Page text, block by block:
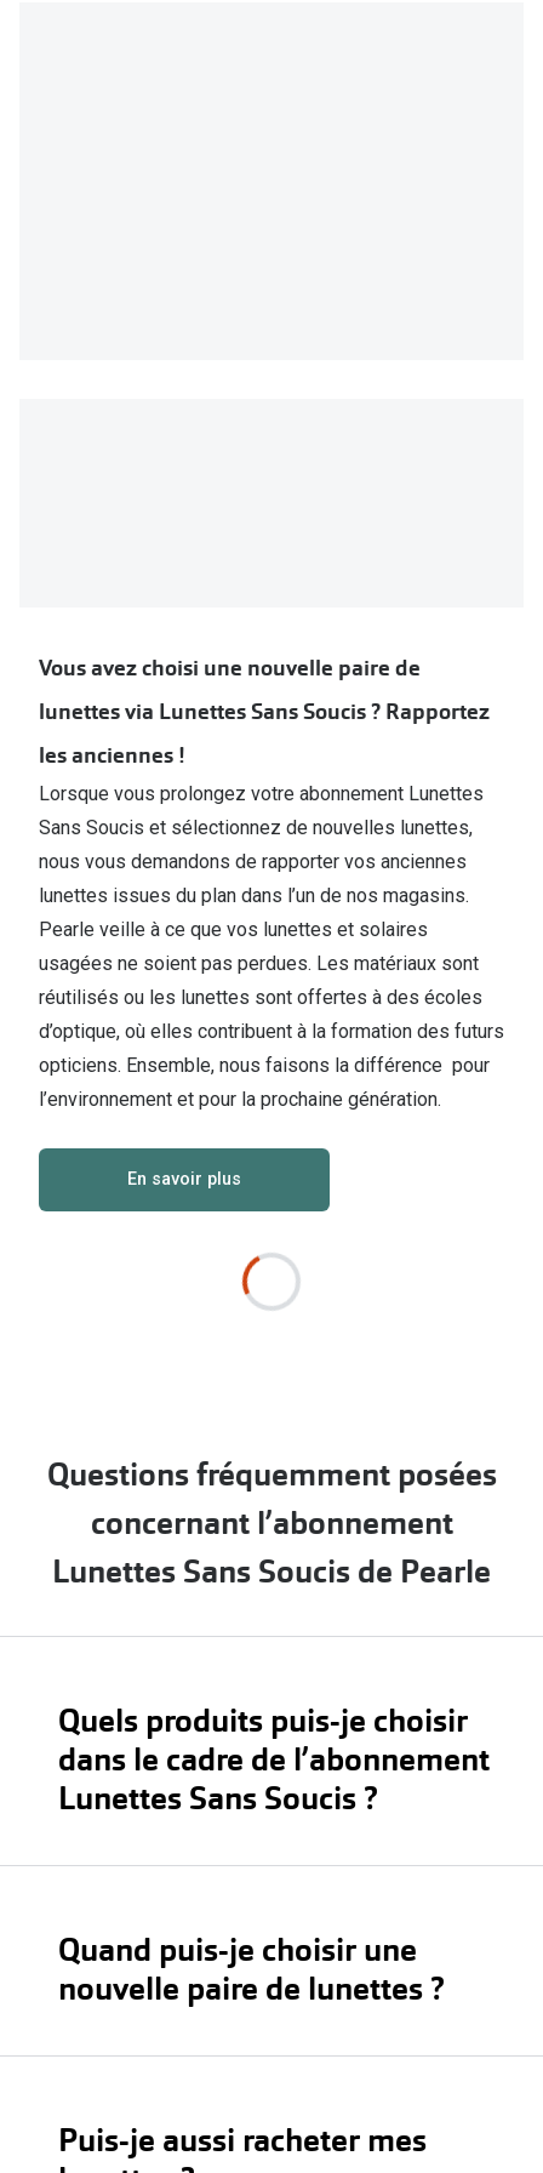
Vous avez choisi une nouvelle paire de
lunettes via Lunettes Sans Soucis ? Rapportez
les anciennes !
Lorsque vous prolongez votre abonnement Lunettes
Sans Soucis et sélectionnez de nouvelles lunettes,
nous vous demandons de rapporter vos anciennes
lunettes issues du plan dans l’un de nos magasins.
Pearle veille à ce que vos lunettes et solaires
usagées ne soient pas perdues. Les matériaux sont
réutilisés ou les lunettes sont offertes à des écoles
d’optique, où elles contribuent à la formation des futurs
opticiens. Ensemble, nous faisons la différence pour
l’environnement et pour la prochaine génération.
En savoir plus
Questions fréquemment posées
concernant l’abonnement
Lunettes Sans Soucis de Pearle
Quels produits puis-je choisir
dans le cadre de l’abonnement
Lunettes Sans Soucis ?
Quand puis-je choisir une
nouvelle paire de lunettes ?
Puis-je aussi racheter mes